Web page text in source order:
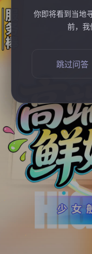
你即将看到当地
前，我
跳过问答